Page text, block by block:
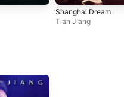
Shanghai Dream
Tian Jiang